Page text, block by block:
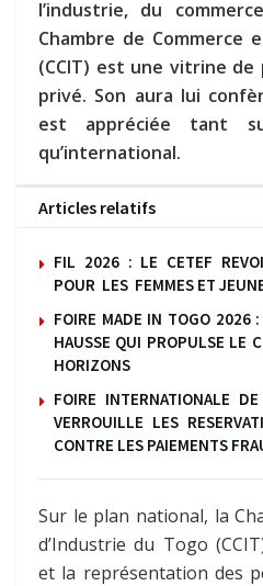
l’industrie, du
Chambre de Commerce
(CCIT) est une vitrine
privé. Son aura lui
est appréciée tant
qu’international.
Articles relatifs
FIL 2026 : LE CETEF
POUR LES FEMMES ET
FOIRE MADE IN TOGO 2026
HAUSSE QUI PROPULSE LE
HORIZONS
FOIRE INTERNATIONALE
VERROUILLE LES
CONTRE LES PAIEMENTS
Sur le plan national, la
d’Industrie du Togo
et la représentation des